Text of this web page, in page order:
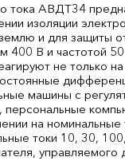
тока АВДТ34
изоляции
и для защиты
400 В и частотой 50
не только
машины с
персональные
на
токи 10, 30,